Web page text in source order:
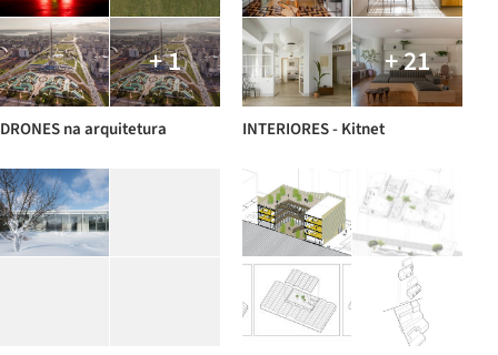
+ 1
DRONES na arquitetura
+ 21
INTERIORES - Kitnet